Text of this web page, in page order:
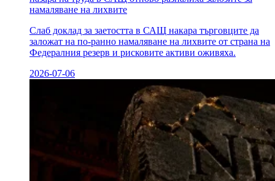
намаляване на лихвите
Слаб доклад за заетостта в САЩ накара търговците да
заложат на по-ранно намаляване на лихвите от страна на
Федералния резерв и рисковите активи оживяха.
2026-07-06